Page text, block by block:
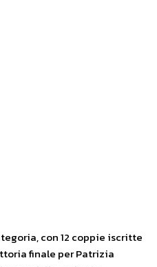
con 12 coppie iscritte
finale per Patrizia